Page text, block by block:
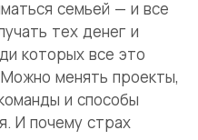
семьей — и все
тех денег и
которых все это
Можно менять проекты,
и способы
И почему страх